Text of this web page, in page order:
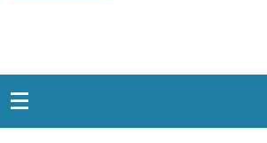
Snabblänkar